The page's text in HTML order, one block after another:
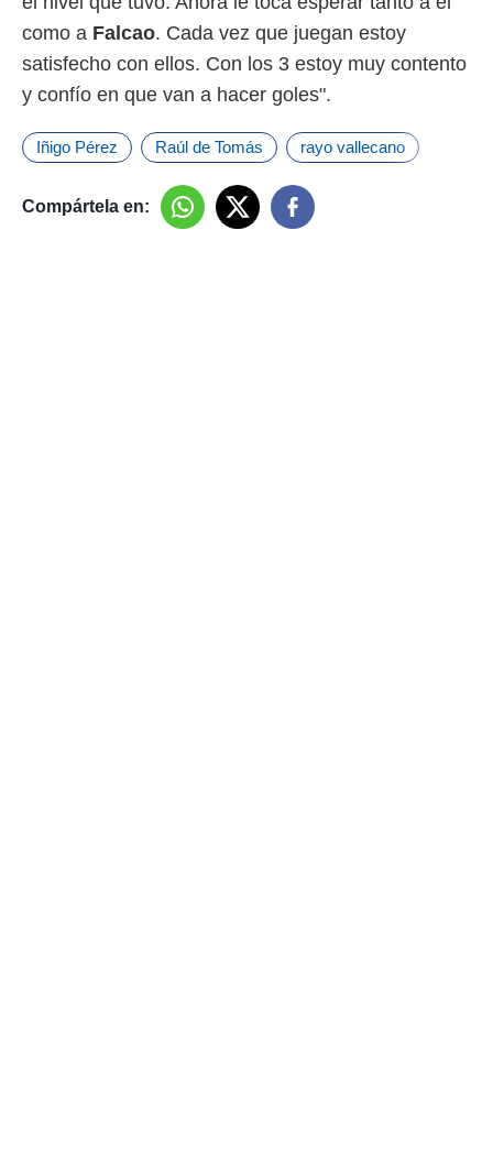
como a Falcao. Cada vez que juegan estoy
satisfecho con ellos. Con los 3 estoy muy contento
y confío en que van a hacer goles".
Iñigo Pérez Raúl de Tomás rayo vallecano
Compártela en: